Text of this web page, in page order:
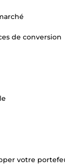
de conversion
votre